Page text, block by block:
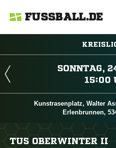
FUSSBALL.DE


Kunstrasenplatz, Walter
Erlenbrunnen,
TUS OBERWINTER II